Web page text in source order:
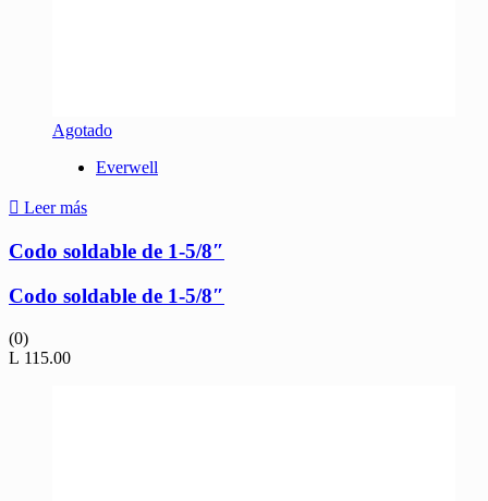
Agotado
Everwell
Leer más
Codo soldable de 1-5/8″
Codo soldable de 1-5/8″
(0)
L 115.00